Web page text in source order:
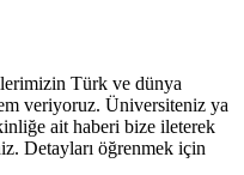
Türk ve dünya
veriyoruz. Üniversiteniz ya
ait haberi bize ileterek
Detayları öğrenmek için